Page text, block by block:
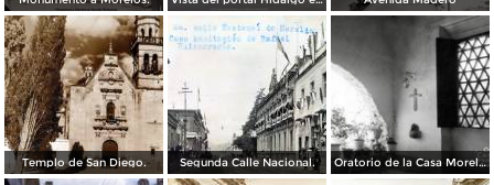
Templo de San Diego. Segunda Calle Nacional. Oratorio de la Casa Morelos